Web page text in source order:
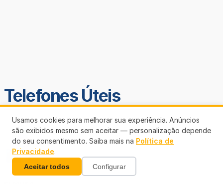
Telefones Úteis
Usamos cookies para melhorar sua experiência. Anúncios
são exibidos mesmo sem aceitar — personalização depende
do seu consentimento. Saiba mais na Política de
Privacidade.
Aceitar todos Configurar